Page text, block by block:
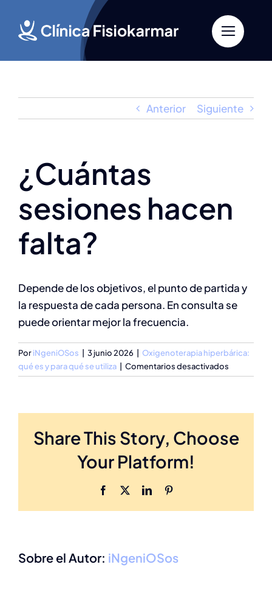
contenido
Anterior Siguiente
¿Cuántas
sesiones hacen
falta?
Depende de los objetivos, el punto de partida y
la respuesta de cada persona. En consulta se
puede orientar mejor la frecuencia.
PoriNgeniOSos 3 junio 2026
Oxigenoterapia hiperbárica:
qué es y para qué se utiliza
Comentarios desactivados
¿Cuántas
Share This Story, Choose
Your Platform!
Facebook LinkedIn
Sobre el Autor: iNgeniOSos